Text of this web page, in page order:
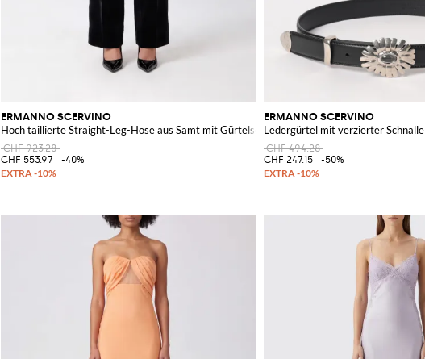
ERMANNO SCERVINO
Hoch taillierte Straight-Leg-Hose aus Samt mit Gürtelschlaufen
CHF 923.28
CHF 553.97
-40%
ERMANNO SCERVINO
Ledergürtel mit verzierter Schnalle
CHF 494.28
CHF 247.15
-50%